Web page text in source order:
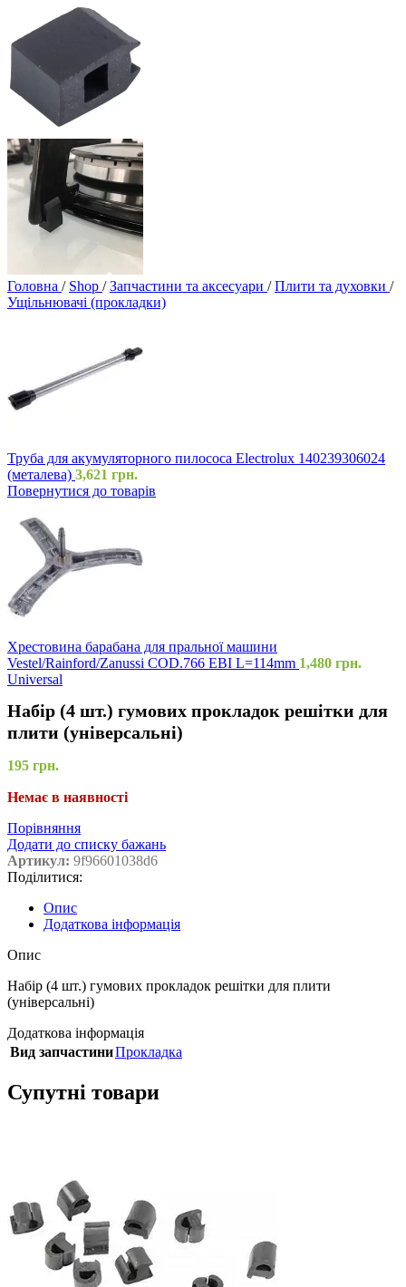
Головна / Shop / Запчастини та аксесуари / Плити та духовки /
Ущільнювачі (прокладки)
Труба для акумуляторного пилососа Electrolux 140239306024
(металева) 3,621 грн.
Повернутися до товарів
Хрестовина барабана для пральної машини
Vestel/Rainford/Zanussi COD.766 EBI L=114mm 1,480 грн.
Universal
Набір (4 шт.) гумових прокладок решітки для
плити (універсальні)
195 грн.
Немає в наявності
Порівняння
Додати до списку бажань
Артикул: 9f96601038d6
Поділитися:
Опис
Додаткова інформація
Опис
Набір (4 шт.) гумових прокладок решітки для плити
(універсальні)
Додаткова інформація
Вид запчастиниПрокладка
Супутні товари